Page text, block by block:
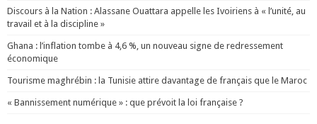
Discours à la Nation : Alassane Ouattara appelle les Ivoiriens à « l’unité, au
travail et à la discipline »
Ghana : l’inflation tombe à 4,6 %, un nouveau signe de redressement
économique
Tourisme maghrébin : la Tunisie attire davantage de français que le Maroc
« Bannissement numérique » : que prévoit la loi française ?